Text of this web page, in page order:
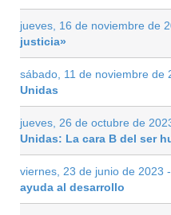
jueves, 16 de noviembre de
justicia»
sábado, 11 de noviembre de
Unidas
jueves, 26 de octubre de
Unidas: La cara B del ser
viernes, 23 de junio de 2023 -
ayuda al desarrollo